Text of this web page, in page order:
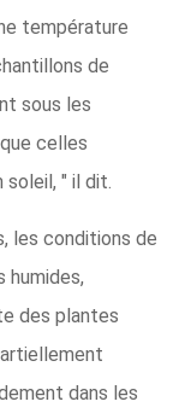
température
de
sous les
celles
soleil, " il dit.
les conditions de
des plantes
dans les